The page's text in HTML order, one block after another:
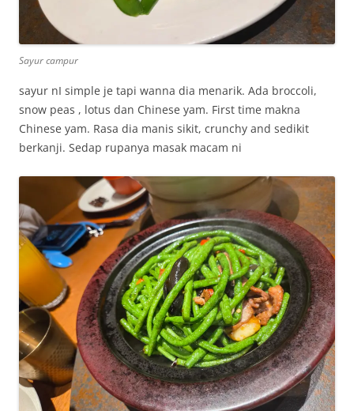
Sayur campur
sayur nI simple je tapi wanna dia menarik. Ada broccoli,
snow peas , lotus dan Chinese yam. First time makna
Chinese yam. Rasa dia manis sikit, crunchy and sedikit
berkanji. Sedap rupanya masak macam ni